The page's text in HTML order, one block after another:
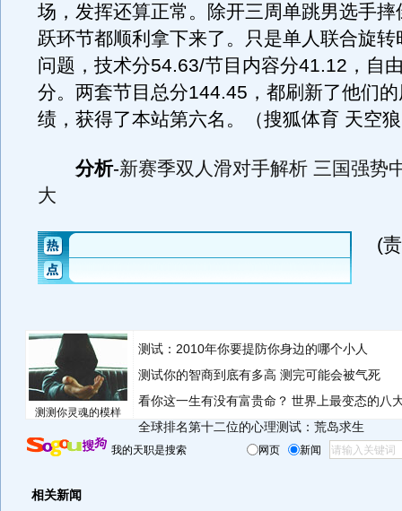
场，发挥还算正常。除开三周单跳男选手摔
跃环节都顺利拿下来了。只是单人联合旋转
问题，技术分54.63/节目内容分41.12，自
分。两套节目总分144.45，都刷新了他们
绩，获得了本站第六名。（搜狐体育 天空
分析-新赛季双人滑对手解析 三国强势
大
(
测测你灵魂的模样
测试：2010年你要提防你身边的哪个小人
测试你的智商到底有多高 测完可能会被气死
看你这一生有没有富贵命？ 世界上最变态的八
全球排名第十二位的心理测试：荒岛求生
我的天职是搜索 网页 新闻
相关新闻